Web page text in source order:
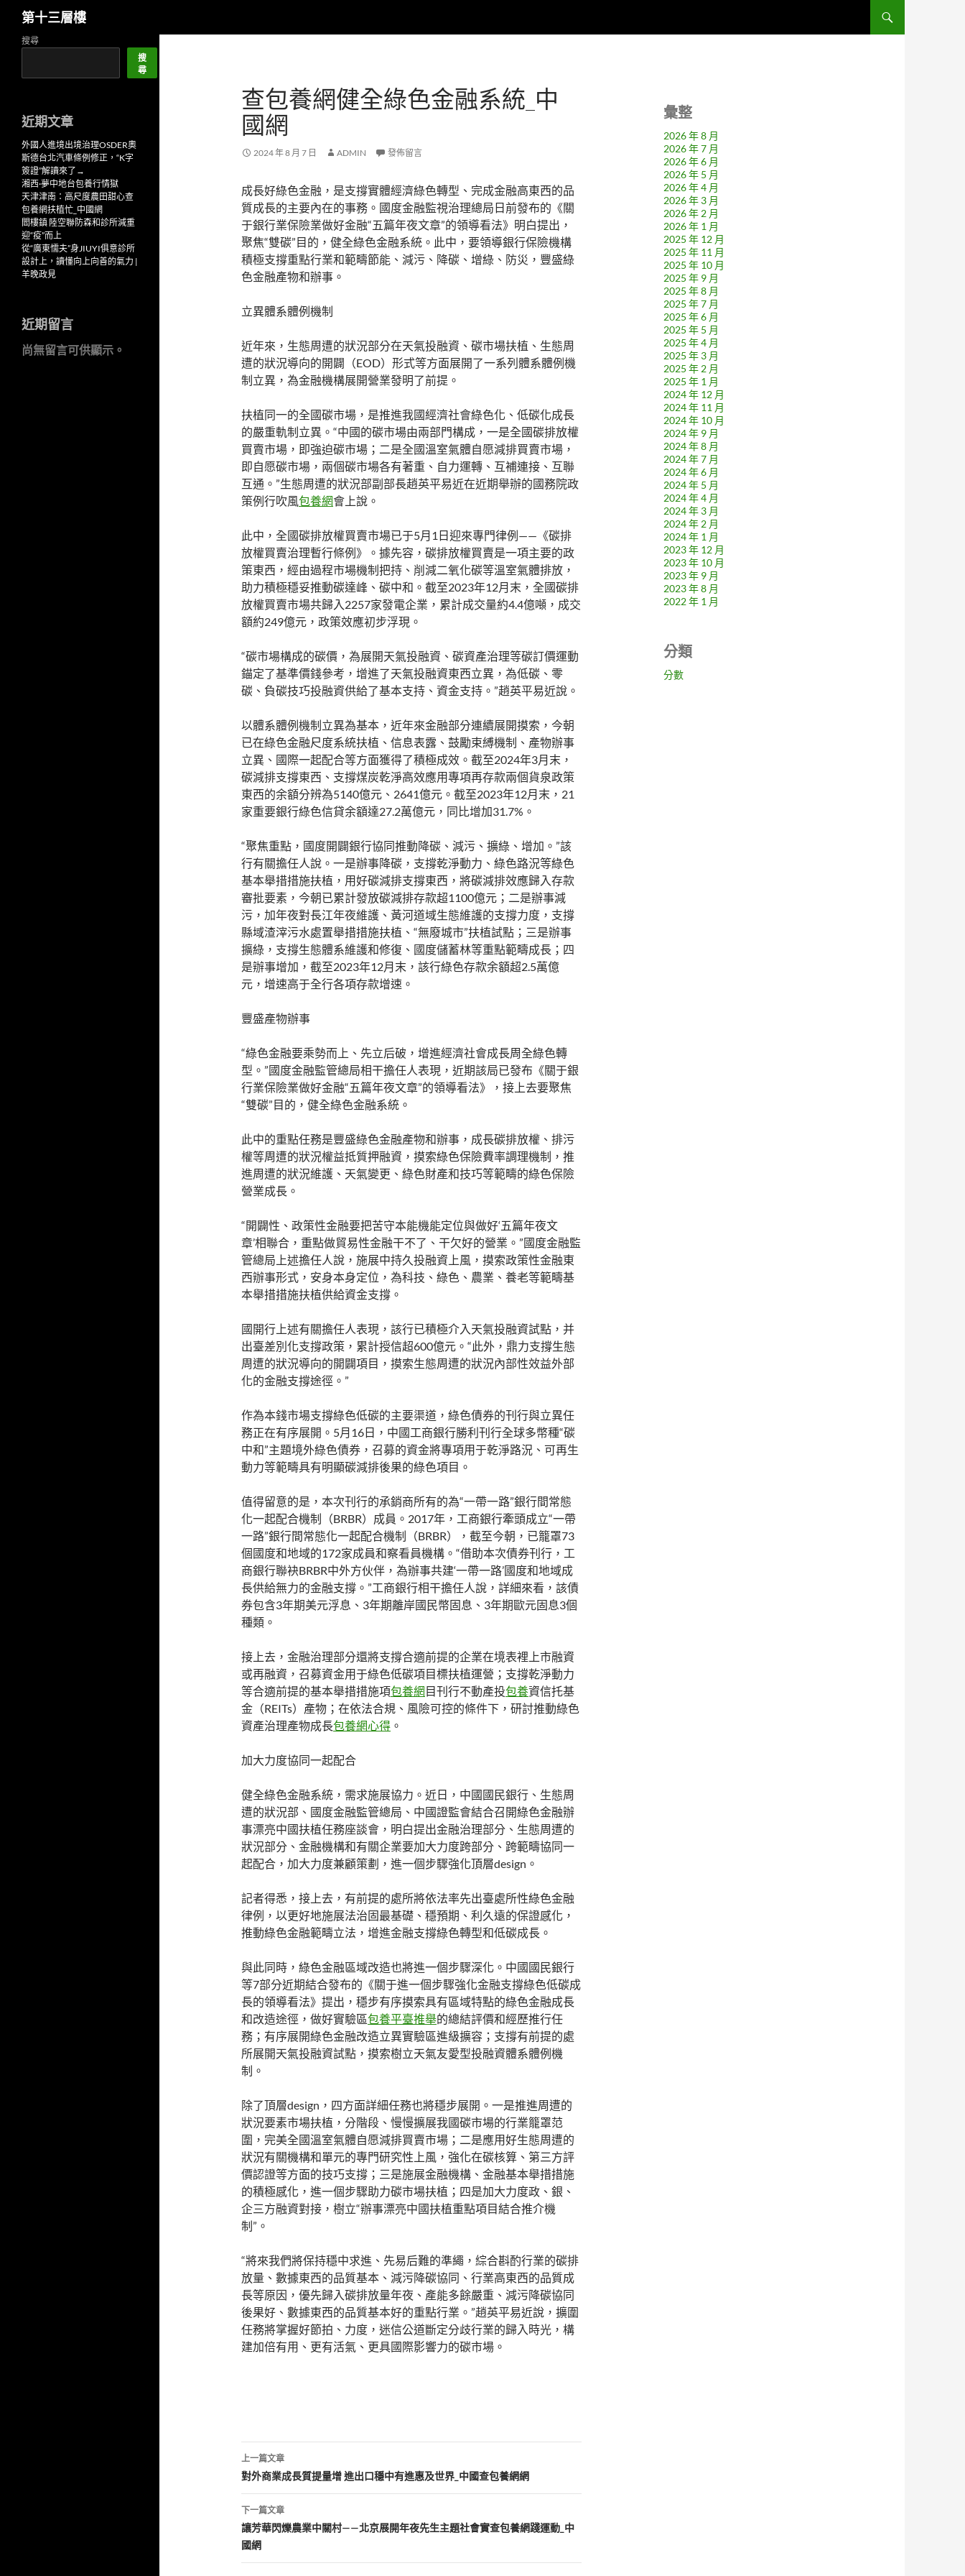
第十三層樓
查包養網健全綠色金融系統_中
國網
2024 年 8 月 7 日 ADMIN 發佈留言
成長好綠色金融，是支撐實體經濟綠色轉型、完成金融高東西的品
質成長的主要內在的事務。國度金融監視治理總局日前發布的《關
于銀行業保險業做好金融“五篇年夜文章”的領導看法》明白提出，
聚焦“雙碳”目的，健全綠色金融系統。此中，要領導銀行保險機構
積極支撐重點行業和範疇節能、減污、降碳、增綠、防災，豐盛綠
色金融產物和辦事。
立異體系體例機制
近年來，生態周遭的狀況部分在天氣投融資、碳市場扶植、生態周
遭的狀況導向的開闢（EOD）形式等方面展開了一系列體系體例機
制立異，為金融機構展開營業發明了前提。
扶植同一的全國碳市場，是推進我國經濟社會綠色化、低碳化成長
的嚴重軌制立異。“中國的碳市場由兩部門構成，一是全國碳排放權
買賣市場，即強迫碳市場；二是全國溫室氣體自愿減排買賣市場，
即自愿碳市場，兩個碳市場各有著重、自力運轉、互補連接、互聯
互通。”生態周遭的狀況部副部長趙英平易近在近期舉辦的國務院政
策例行吹風包養網會上說。
此中，全國碳排放權買賣市場已于5月1日迎來專門律例——《碳排
放權買賣治理暫行條例》。據先容，碳排放權買賣是一項主要的政
策東西，經由過程市場機制把持、削減二氧化碳等溫室氣體排放，
助力積極穩妥推動碳達峰、碳中和。截至2023年12月末，全國碳排
放權買賣市場共歸入2257家發電企業，累計成交量約4.4億噸，成交
額約249億元，政策效應初步浮現。
“碳市場構成的碳價，為展開天氣投融資、碳資產治理等碳訂價運動
錨定了基準價錢參考，增進了天氣投融資東西立異，為低碳、零
碳、負碳技巧投融資供給了基本支持、資金支持。”趙英平易近說。
以體系體例機制立異為基本，近年來金融部分連續展開摸索，今朝
已在綠色金融尺度系統扶植、信息表露、鼓勵束縛機制、產物辦事
立異、國際一起配合等方面獲得了積極成效。截至2024年3月末，
碳減排支撐東西、支撐煤炭乾淨高效應用專項再存款兩個貨泉政策
東西的余額分辨為5140億元、2641億元。截至2023年12月末，21
家重要銀行綠色信貸余額達27.2萬億元，同比增加31.7%。
“聚焦重點，國度開闢銀行協同推動降碳、減污、擴綠、增加。”該
行有關擔任人說。一是辦事降碳，支撐乾淨動力、綠色路況等綠色
基本舉措措施扶植，用好碳減排支撐東西，將碳減排效應歸入存款
審批要素，今朝已累計發放碳減排存款超1100億元；二是辦事減
污，加年夜對長江年夜維護、黃河道域生態維護的支撐力度，支撐
縣域渣滓污水處置舉措措施扶植、“無廢城市”扶植試點；三是辦事
擴綠，支撐生態體系維護和修復、國度儲蓄林等重點範疇成長；四
是辦事增加，截至2023年12月末，該行綠色存款余額超2.5萬億
元，增速高于全行各項存款增速。
豐盛產物辦事
“綠色金融要乘勢而上、先立后破，增進經濟社會成長周全綠色轉
型。”國度金融監管總局相干擔任人表現，近期該局已發布《關于銀
行業保險業做好金融“五篇年夜文章”的領導看法》，接上去要聚焦
“雙碳”目的，健全綠色金融系統。
此中的重點任務是豐盛綠色金融產物和辦事，成長碳排放權、排污
權等周遭的狀況權益抵質押融資，摸索綠色保險費率調理機制，推
進周遭的狀況維護、天氣變更、綠色財產和技巧等範疇的綠色保險
營業成長。
“開闢性、政策性金融要把苦守本能機能定位與做好‘五篇年夜文
章’相聯合，重點做貿易性金融干不了、干欠好的營業。”國度金融監
管總局上述擔任人說，施展中持久投融資上風，摸索政策性金融東
西辦事形式，安身本身定位，為科技、綠色、農業、養老等範疇基
本舉措措施扶植供給資金支撐。
國開行上述有關擔任人表現，該行已積極介入天氣投融資試點，并
出臺差別化支撐政策，累計授信超600億元。“此外，鼎力支撐生態
周遭的狀況導向的開闢項目，摸索生態周遭的狀況內部性效益外部
化的金融支撐途徑。”
作為本錢市場支撐綠色低碳的主要渠道，綠色債券的刊行與立異任
務正在有序展開。5月16日，中國工商銀行勝利刊行全球多幣種“碳
中和”主題境外綠色債券，召募的資金將專項用于乾淨路況、可再生
動力等範疇具有明顯碳減排後果的綠色項目。
值得留意的是，本次刊行的承銷商所有的為“一帶一路”銀行間常態
化一起配合機制（BRBR）成員。2017年，工商銀行牽頭成立“一帶
一路”銀行間常態化一起配合機制（BRBR），截至今朝，已籠罩73
個國度和地域的172家成員和察看員機構。“借助本次債券刊行，工
商銀行聯袂BRBR中外方伙伴，為辦事共建‘一帶一路’國度和地域成
長供給無力的金融支撐。”工商銀行相干擔任人說，詳細來看，該債
券包含3年期美元浮息、3年期離岸國民幣固息、3年期歐元固息3個
種類。
接上去，金融治理部分還將支撐合適前提的企業在境表裡上市融資
或再融資，召募資金用于綠色低碳項目標扶植運營；支撐乾淨動力
等合適前提的基本舉措措施項包養網目刊行不動產投包養資信托基
金（REITs）產物；在依法合規、風險可控的條件下，研討推動綠色
資產治理產物成長包養網心得 。
加大力度協同一起配合
健全綠色金融系統，需求施展協力。近日，中國國民銀行、生態周
遭的狀況部、國度金融監管總局、中國證監會結合召開綠色金融辦
事漂亮中國扶植任務座談會，明白提出金融治理部分、生態周遭的
狀況部分、金融機構和有關企業要加大力度跨部分、跨範疇協同一
起配合，加大力度兼顧策劃，進一個步驟強化頂層design。
記者得悉，接上去，有前提的處所將依法率先出臺處所性綠色金融
律例，以更好地施展法治固最基礎、穩預期、利久遠的保證感化，
推動綠色金融範疇立法，增進金融支撐綠色轉型和低碳成長。
與此同時，綠色金融區域改造也將進一個步驟深化。中國國民銀行
等7部分近期結合發布的《關于進一個步驟強化金融支撐綠色低碳成
長的領導看法》提出，穩步有序摸索具有區域特點的綠色金融成長
和改造途徑，做好實驗區包養平臺推舉的總結評價和經歷推行任
務；有序展開綠色金融改造立異實驗區進級擴容；支撐有前提的處
所展開天氣投融資試點，摸索樹立天氣友愛型投融資體系體例機
制。
除了頂層design，四方面詳細任務也將穩步展開。一是推進周遭的
狀況要素市場扶植，分階段、慢慢擴展我國碳市場的行業籠罩范
圍，完美全國溫室氣體自愿減排買賣市場；二是應用好生態周遭的
狀況有關機構和單元的專門研究性上風，強化在碳核算、第三方評
價認證等方面的技巧支撐；三是施展金融機構、金融基本舉措措施
的積極感化，進一個步驟助力碳市場扶植；四是加大力度政、銀、
企三方融資對接，樹立“辦事漂亮中國扶植重點項目結合推介機
制”。
“將來我們將保持穩中求進、先易后難的準繩，綜合斟酌行業的碳排
放量、數據東西的品質基本、減污降碳協同、行業高東西的品質成
長等原因，優先歸入碳排放量年夜、產能多餘嚴重、減污降碳協同
後果好、數據東西的品質基本好的重點行業。”趙英平易近說，擴圍
任務將掌握好節拍、力度，迷信公道斷定分歧行業的歸入時光，構
建加倍有用、更有活氣、更具國際影響力的碳市場。
文
章
導
覽
上一篇文章
對外商業成長質提量增 進出口穩中有進惠及世界_中國查包養網網
下一篇文章
讓芳華閃爍農業中關村——北京展開年夜先生主題社會實查包養網踐運動_中
國網
彙整
2026 年 8 月
2026 年 7 月
2026 年 6 月
2026 年 5 月
2026 年 4 月
2026 年 3 月
2026 年 2 月
2026 年 1 月
2025 年 12 月
2025 年 11 月
2025 年 10 月
2025 年 9 月
2025 年 8 月
2025 年 7 月
2025 年 6 月
2025 年 5 月
2025 年 4 月
2025 年 3 月
2025 年 2 月
2025 年 1 月
2024 年 12 月
2024 年 11 月
2024 年 10 月
2024 年 9 月
2024 年 8 月
2024 年 7 月
2024 年 6 月
2024 年 5 月
2024 年 4 月
2024 年 3 月
2024 年 2 月
2024 年 1 月
2023 年 12 月
2023 年 10 月
2023 年 9 月
2023 年 8 月
2022 年 1 月
分類
分數
搜尋
搜
尋
近期文章
外國人進境出境治理OSDER奧
斯德台北汽車條例修正，“K字
簽證”解讀來了→
湘西·夢中地台包養行情獄
天津津南：高尺度農田甜心查
包養網扶植忙_中國網
閻樓鎮 陸空聯防森和診所減重
迎“疫”而上
從“廣東懦夫”身JIUYI俱意診所
設計上，讀懂向上向善的氣力 |
羊晚政見
近期留言
尚無留言可供顯示。